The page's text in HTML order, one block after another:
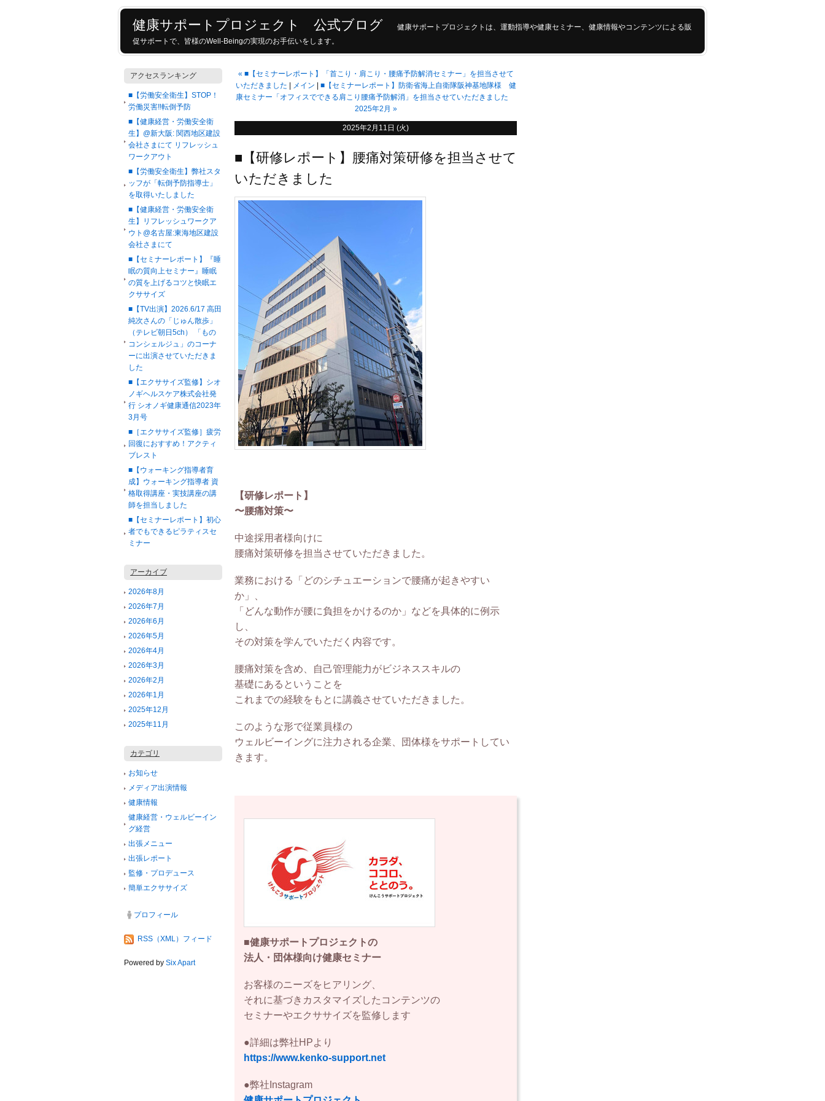
健康サポートプロジェクト 公式ブログ
健康サポートプロジェクトは、運動指導や健康セミナー、健康情報やコンテンツによる販
促サポートで、皆様のWell-Beingの実現のお手伝いをします。
アクセスランキング
■【労働安全衛生】STOP！
労働災害‼転倒予防
■【健康経営・労働安全衛
生】@新大阪: 関西地区建設
会社さまにて リフレッシュ
ワークアウト
■【労働安全衛生】弊社スタ
ッフが「転倒予防指導士」
を取得いたしました
■【健康経営・労働安全衛
生】リフレッシュワークア
ウト@名古屋:東海地区建設
会社さまにて
■【セミナーレポート】『睡
眠の質向上セミナー』睡眠
の質を上げるコツと快眠エ
クササイズ
■【TV出演】2026.6/17 高田
純次さんの「じゅん散歩」
（テレビ朝日5ch） 「もの
コンシェルジュ」のコーナ
ーに出演させていただきま
した
■【エクササイズ監修】シオ
ノギヘルスケア株式会社発
行 シオノギ健康通信2023年
3月号
■［エクササイズ監修］疲労
回復におすすめ！アクティ
ブレスト
■【ウォーキング指導者育
成】ウォーキング指導者 資
格取得講座・実技講座の講
師を担当しました
■【セミナーレポート】初心
者でもできるピラティスセ
ミナー
アーカイブ
2026年8月
2026年7月
2026年6月
2026年5月
2026年4月
2026年3月
2026年2月
2026年1月
2025年12月
2025年11月
カテゴリ
お知らせ
メディア出演情報
健康情報
健康経営・ウェルビーイン
グ経営
出張メニュー
出張レポート
監修・プロデュース
簡単エクササイズ
プロフィール
RSS（XML）フィード
Powered by Six Apart
« ■【セミナーレポート】「首こり・肩こり・腰痛予防解消セミナー」を担当させて
いただきました
メイン
■【セミナーレポート】防衛省海上自衛隊阪神基地隊様 健
康セミナー「オフィスでできる肩こり腰痛予防解消」を担当させていただきました
2025年2月 »
2025年2月11日 (火)
■【研修レポート】腰痛対策研修を担当させて
いただきました
【研修レポート】
〜腰痛対策〜
中途採用者様向けに
腰痛対策研修を担当させていただきました。
業務における「どのシチュエーションで腰痛が起きやすい
か」、
「どんな動作が腰に負担をかけるのか」などを具体的に例示
し、
その対策を学んでいただく内容です。
腰痛対策を含め、自己管理能力がビジネススキルの
基礎にあるということを
これまでの経験をもとに講義させていただきました。
このような形で従業員様の
ウェルビーイングに注力される企業、団体様をサポートしてい
きます。
■健康サポートプロジェクトの
法人・団体様向け健康セミナー
お客様のニーズをヒアリング、
それに基づきカスタマイズしたコンテンツの
セミナーやエクササイズを監修します
●詳細は弊社HPより
https://www.kenko-support.net
●弊社Instagram